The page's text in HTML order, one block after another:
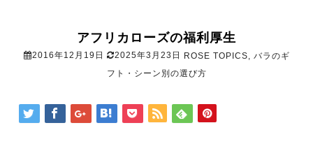
アフリカローズの福利厚生
2016年12月19日 2025年3月23日 ROSE TOPICS, バラのギ
フト・シーン別の選び方